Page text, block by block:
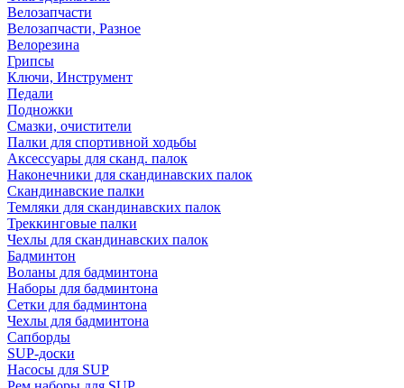
Велозапчасти
Велозапчасти, Разное
Велорезина
Грипсы
Ключи, Инструмент
Педали
Подножки
Смазки, очистители
Палки для спортивной ходьбы
Аксессуары для сканд. палок
Наконечники для скандинавских палок
Скандинавские палки
Темляки для скандинавских палок
Треккинговые палки
Чехлы для скандинавских палок
Бадминтон
Воланы для бадминтона
Наборы для бадминтона
Сетки для бадминтона
Чехлы для бадминтона
Сапборды
SUP-доски
Насосы для SUP